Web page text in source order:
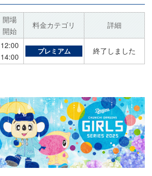
開場
開始
料金カテゴリ
詳細
12:00
14:00
プレミアム 終了しました